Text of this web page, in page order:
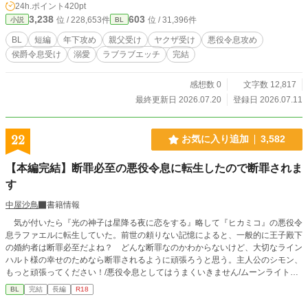
24h.ポイント 420pt
小説 3,238 位 / 228,653件 BL 603 位 / 31,396件
BL 短編 年下攻め 親父受け ヤクザ受け
悪役令息攻め
侯爵令息受け
溺愛 ラブラブエッチ 完結
感想数 0
文字数 12,817
最終更新日 2026.07.20
登録日 2026.07.11
22 お気に入り追加 3,582
【本編完結】断罪必至の悪役令息に転生したので断罪されま
す
中屋沙鳥
書籍情報
気が付いたら『光の神子は星降る夜に恋をする』略して『ヒカミコ』の悪役令
息ラファエルに転生していた。前世の頼りない記憶によると、一般的に王子殿下
の婚約者は断罪必至だよね？ どんな断罪なのかわからないけど、大切なライン
ハルト様の幸せのためなら断罪されるように頑張ろうと思う。主人公のシモン、
もっと頑張ってください！/悪役令息としてはうまくいきません/ムーンライト様
にも投稿しております。 本編は完結しました。番外編を更新しております。
BL 完結 長編 R18